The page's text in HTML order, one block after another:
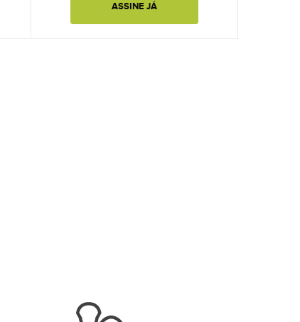
ASSINE JÁ